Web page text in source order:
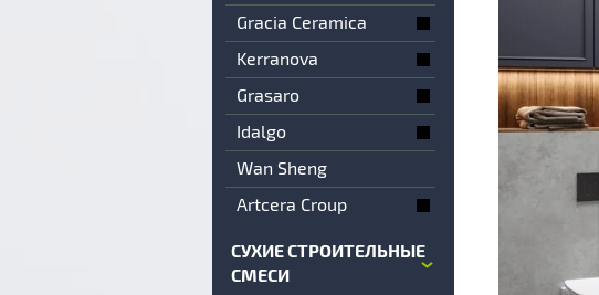
Gracia Ceramica
Kerranova
Grasaro
Idalgo
Wan Sheng
Artcera Croup
СУХИЕ СТРОИТЕЛЬНЫЕ
СМЕСИ